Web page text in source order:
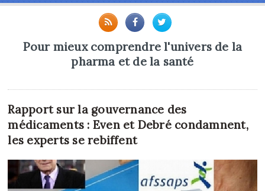
Pour mieux comprendre l'univers de la
pharma et de la santé
Rapport sur la gouvernance des
médicaments : Even et Debré condamnent,
les experts se rebiffent